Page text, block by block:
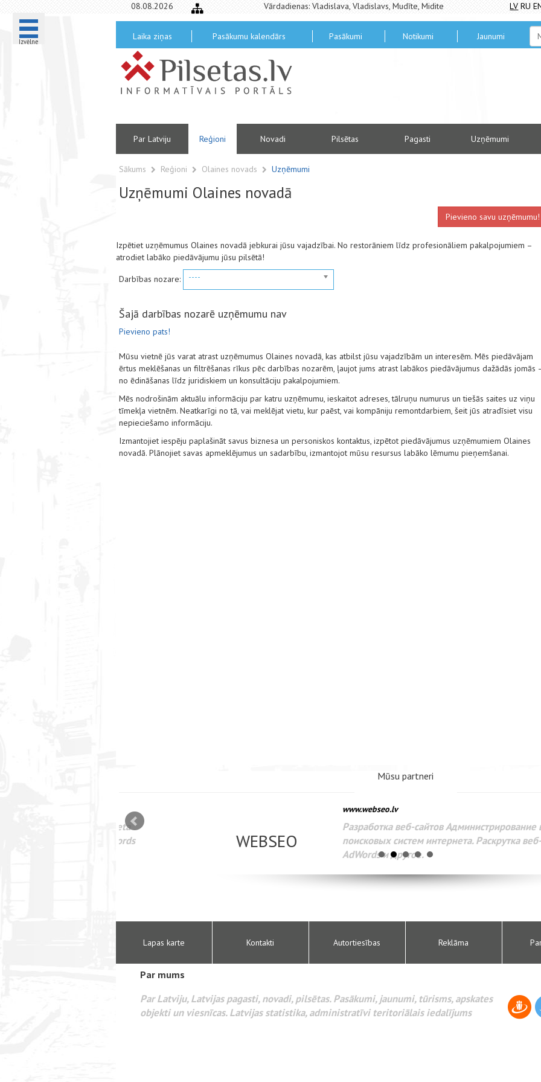
Izvēlne
08.08.2026 Vārdadienas: Vladislava, Vladislavs, Mudīte, Midite LV RU
Laika ziņas Pasākumu kalendārs Pasākumi Notikumi Jaunumi
Par Latviju Reģioni Novadi Pilsētas Pagasti Uzņēmumi
Sākums Reģioni Olaines novads Uzņēmumi
Uzņēmumi Olaines novadā
Pievieno savu uzņēmumu!
Izpētiet uzņēmumus Olaines novadā jebkurai jūsu vajadzībai. No restorāniem līdz profesionāliem pakalpojumiem –
atrodiet labāko piedāvājumu jūsu pilsētā!
Darbības nozare:
----
Šajā darbības nozarē uzņēmumu nav
Pievieno pats!
Mūsu vietnē jūs varat atrast uzņēmumus Olaines novadā, kas atbilst jūsu vajadzībām un interesēm. Mēs piedāvājam
ērtus meklēšanas un filtrēšanas rīkus pēc darbības nozarēm, ļaujot jums atrast labākos piedāvājumus dažādās jomās
no ēdināšanas līdz juridiskiem un konsultāciju pakalpojumiem.
Mēs nodrošinām aktuālu informāciju par katru uzņēmumu, ieskaitot adreses, tālruņu numurus un tiešās saites uz viņu
tīmekļa vietnēm. Neatkarīgi no tā, vai meklējat vietu, kur paēst, vai kompāniju remontdarbiem, šeit jūs atradīsiet visu
nepieciešamo informāciju.
Izmantojiet iespēju paplašināt savus biznesa un personiskos kontaktus, izpētot piedāvājumus uzņēmumiem Olaines
novadā. Plānojiet savas apmeklējumus un sadarbību, izmantojot mūsu resursus labāko lēmumu pieņemšanai.
Mūsu partneri
WEBSEO
www.webseo.lv
Разработка веб-сайтов Администрирование веб-сайтов.
поисковых систем интернета. Раскрутка веб-сайтов.
AdWords и другое.
Lapas karte Kontakti Autortiesības Reklāma
Par mums
Par Latviju, Latvijas pagasti, novadi, pilsētas. Pasākumi, jaunumi, tūrisms, apskates
objekti un viesnīcas. Latvijas statistika, administratīvi teritoriālais iedalījums